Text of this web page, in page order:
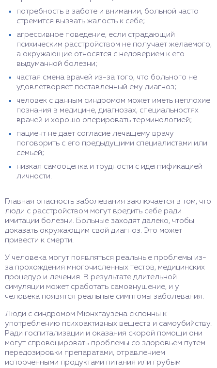
потребность в заботе и внимании, больной часто
стремится вызвать жалость к себе;
агрессивное поведение, если страдающий
психическим расстройством не получает желаемого,
а окружающие относятся с недоверием к его
выдуманной болезни;
частая смена врачей из-за того, что больного не
удовлетворяет поставленный ему диагноз;
человек с данным синдромом может иметь неплохие
познания в медицине, диагнозах, специальностях
врачей и хорошо оперировать терминологией;
пациент не дает согласие лечащему врачу
поговорить с его предыдущими специалистами или
семьей;
низкая самооценка и трудности с идентификацией
личности.
Главная опасность заболевания заключается в том, что
люди с расстройством могут вредить себе ради
имитации болезни. Больные заходят далеко, чтобы
доказать окружающим свой диагноз. Это может
привести к смерти.
У человека могут появляться реальные проблемы из-
за прохождения многочисленных тестов, медицинских
процедур и лечения. В результате длительной
симуляции может сработать самовнушение, и у
человека появятся реальные симптомы заболевания.
Люди с синдромом Мюнхгаузена склонны к
употреблению психоактивных веществ и самоубийству.
Ради госпитализации и оказания скорой помощи они
могут спровоцировать проблемы со здоровьем путем
передозировки препаратами, отравлением
испорченными продуктами питания или грубым